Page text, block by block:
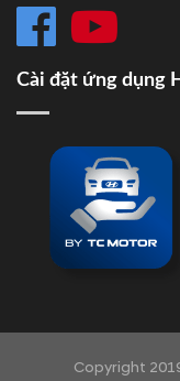
Cài đặt ứng dụng
Copyright